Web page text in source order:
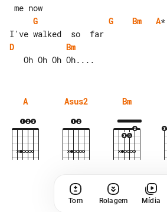
G
G Bm A*
D
Bm
A Asus2 Bm
Tom Rolagem Mídia